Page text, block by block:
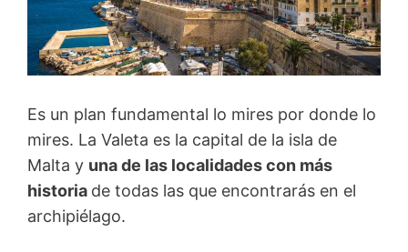
Es un plan fundamental lo mires por donde lo
mires. La Valeta es la capital de la isla de
Malta y una de las localidades con más
historia de todas las que encontrarás en el
archipiélago.